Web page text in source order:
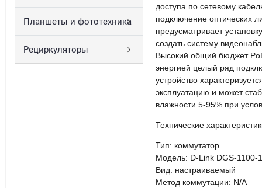
Планшеты и фототехника
Рециркуляторы
доступа по сетевому
подключение оптических
предусматривает
создать систему
Высокий общий бюджет
энергией целый ряд
устройство
эксплуатацию и может
влажности 5-95% при
Технические
Тип: коммутатор
Модель: D-Link DGS-1100-
Вид: настраиваемый
Метод коммутации: N/A